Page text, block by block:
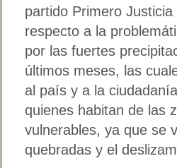
partido Primero
respecto a la
por las fuertes
últimos meses, las
al país y a la
quienes habitan de las
vulnerables, ya que se
quebradas y el